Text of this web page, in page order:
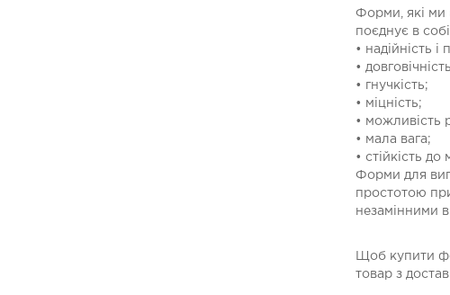
Форми, які ми
поєднує в
• надійність і
•
• гнучкість;
• міцність;
• можливість
• мала вага;
• стійкість
Форми для
простотою
незамінними
Щоб купити
товар з